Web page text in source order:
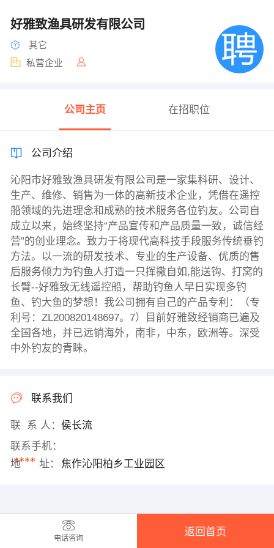
好雅致渔具研发有限公司
其它
私营企业
公司主页 在招职位
公司介绍
沁阳市好雅致渔具研发有限公司是一家集科研、设计、
生产、维修、销售为一体的高新技术企业，凭借在遥控
船领域的先进理念和成熟的技术服务各位钓友。公司自
成立以来，始终坚持“产品宣传和产品质量一致，诚信经
营”的创业理念。致力于将现代高科技手段服务传统垂钓
方法。以一流的研发技术、专业的生产设备、优质的售
后服务倾力为钓鱼人打造一只挥撒自如,能送钩、打窝的
长臂--好雅致无线遥控船，帮助钓鱼人早日实现多钓
鱼、钓大鱼的梦想！我公司拥有自己的产品专利：（专
利号：ZL200820148697。7）目前好雅致经销商已遍及
全国各地，并已远销海外，南非，中东，欧洲等。深受
中外钓友的青睐。
联系我们
联 系 人： 侯长流
联系手机：
****
地 址： 焦作沁阳柏乡工业园区
电话咨询
返回首页